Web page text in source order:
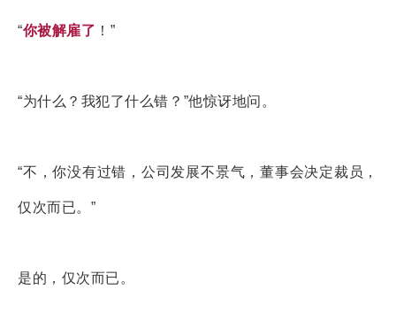
“你被解雇了 ！”
“为什么？我犯了什么错？”他惊讶地问。
“不，你没有过错，公司发展不景气，董事会决定裁员，
仅次而已。”
是的，仅次而已。